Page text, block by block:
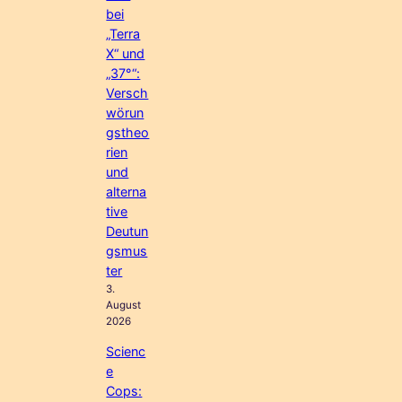
bei
„Terra
X“ und
„37°“:
Versch
wörun
gstheo
rien
und
alterna
tive
Deutun
gsmus
ter
3.
August
2026
Scienc
e
Cops: